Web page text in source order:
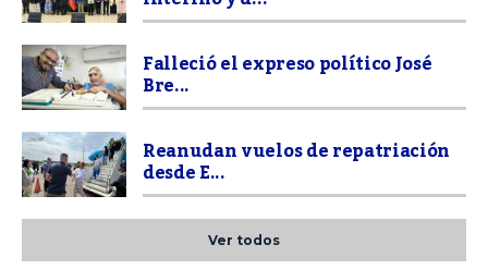
Falleció el expreso político José
Bre...
Reanudan vuelos de repatriación
desde E...
Ver todos